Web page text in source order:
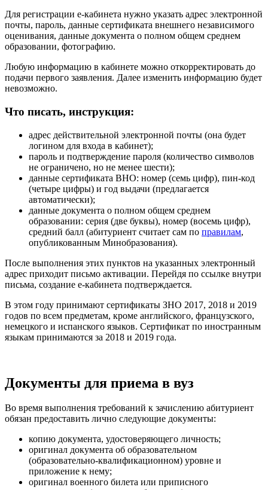
Для регистрации е-кабинета нужно указать адрес электронной
почты, пароль, данные сертификата внешнего независимого
оценивания, данные документа о полном общем среднем
образовании, фотографию.
Любую информацию в кабинете можно откорректировать до
подачи первого заявления. Далее изменить информацию будет
невозможно.
Что писать, инструкция:
адрес действительной электронной почты (она будет
логином для входа в кабинет);
пароль и подтверждение пароля (количество символов
не ограничено, но не менее шести);
данные сертификата ВНО: номер (семь цифр), пин-код
(четыре цифры) и год выдачи (предлагается
автоматически);
данные документа о полном общем среднем
образовании: серия (две буквы), номер (восемь цифр),
средний балл (абитуриент считает сам по правилам,
опубликованным Минобразования).
После выполнения этих пунктов на указанных электронный
адрес приходит письмо активации. Перейдя по ссылке внутри
письма, создание е-кабинета подтверждается.
В этом году принимают сертификаты ЗНО 2017, 2018 и 2019
годов по всем предметам, кроме английского, французского,
немецкого и испанского языков. Сертификат по иностранным
языкам принимаются за 2018 и 2019 года.
Документы для приема в вуз
Во время выполнения требований к зачислению абитуриент
обязан предоставить лично следующие документы:
копию документа, удостоверяющего личность;
оригинал документа об образовательном
(образовательно-квалификационном) уровне и
приложение к нему;
оригинал военного билета или приписного